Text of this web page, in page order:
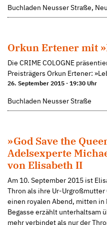
Buchladen Neusser Straße,
Orkun Ertener mit
Die CRIME COLOGNE
Preisträgers Orkun Ertener:
26. September 2015 · 19:30 Uhr
Buchladen Neusser Straße
»God Save the
Adelsexperte
von Elisabeth II
Am 10. September 2015 ist
Thron als ihre Ur-
einen royalen Abend, mitten
Begasse erzählt unterhaltsam
mehr verbindet als nur der